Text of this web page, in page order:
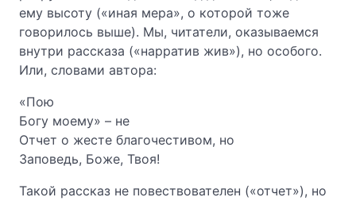
ему высоту («иная мера», о которой тоже
говорилось выше). Мы, читатели, оказываемся
внутри рассказа («нарратив жив»), но особого.
Или, словами автора:
«Пою
Богу моему» – не
Отчет о жесте благочестивом, но
Заповедь, Боже, Твоя!
Такой рассказ не повествователен («отчет»), но